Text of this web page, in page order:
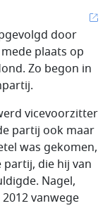
door
plaats op
Zo begon in
vicevoorzitter
partij ook maar
was gekomen,
die hij van
Nagel,
vanwege